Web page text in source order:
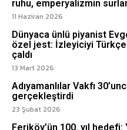
ruhu, emperyalizmin
11 Haziran 2026
Dünyaca ünlü piyanist
özel jest: İzleyiciyi
çaldı
13 Mart 2026
Adıyamanlılar Vakfı
gerçekleştirdi
23 Şubat 2026
Feriköy’ün 100. yıl